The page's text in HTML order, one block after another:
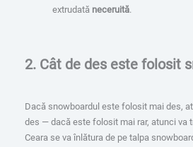
extrudată neceruită.
2. Cât de des este folosit
Dacă snowboardul este folosit mai des,
des — dacă este folosit mai rar, atunci va
Ceara se va înlătura de pe talpa